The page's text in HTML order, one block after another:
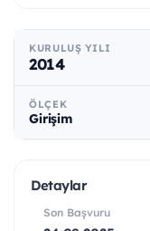
KURULUŞ YILI
2014
ÖLÇEK
Girişim
Detaylar
Son Başvuru